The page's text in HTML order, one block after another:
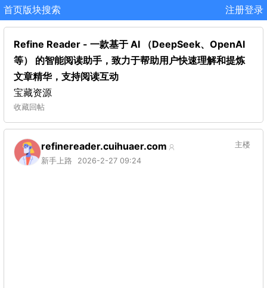
首页版块搜索 注册登录
Refine Reader - 一款基于 AI （DeepSeek、OpenAI
等） 的智能阅读助手，致力于帮助用户快速理解和提炼
文章精华，支持阅读互动
宝藏资源
收藏回帖
refinereader.cuihuaer.com
新手上路 2026-2-27 09:24
主楼